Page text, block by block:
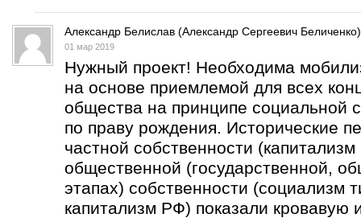
Александр Белислав (Александр Сергеевич Беличенко)
01 мар 2019
Нужный проект! Необходима
на основе приемлемой для всех
общества на принципе социальной
по праву рождения. Исторические
частной собственности
общественной (государственной,
этапах) собственности (социализм
капитализм РФ) показали кровавую